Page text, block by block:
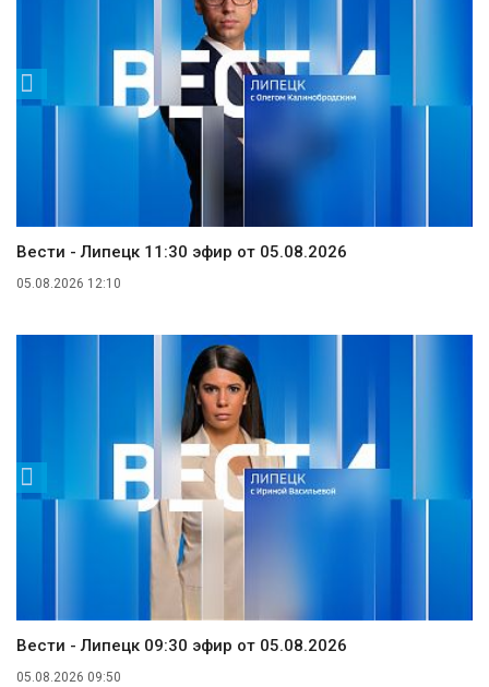
Вести - Липецк 11:30 эфир от 05.08.2026
05.08.2026 12:10
Вести - Липецк 09:30 эфир от 05.08.2026
05.08.2026 09:50